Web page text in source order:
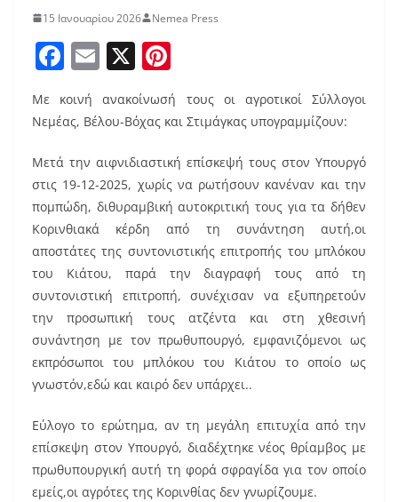
15 Ιανουαρίου 2026 Nemea Press
F
c
e
b
o
o
k
E
ai
X
nt
er
st
Με κοινή ανακοίνωσή τους οι αγροτικοί Σύλλογοι
Νεμέας, Βέλου-Βόχας και Στιμάγκας υπογραμμίζουν:
Μετά την αιφνιδιαστική επίσκεψή τους στον Υπουργό
στις 19-12-2025, χωρίς να ρωτήσουν κανέναν και την
πομπώδη, διθυραμβική αυτοκριτική τους για τα δήθεν
Κορινθιακά κέρδη από τη συνάντηση αυτή,οι
αποστάτες της συντονιστικής επιτροπής του μπλόκου
του Κιάτου, παρά την διαγραφή τους από τη
συντονιστική επιτροπή, συνέχισαν να εξυπηρετούν
την προσωπική τους ατζέντα και στη χθεσινή
συνάντηση με τον πρωθυπουργό, εμφανιζόμενοι ως
εκπρόσωποι του μπλόκου του Κιάτου το οποίο ως
γνωστόν,εδώ και καιρό δεν υπάρχει..
Εύλογο το ερώτημα, αν τη μεγάλη επιτυχία από την
επίσκεψη στον Υπουργό, διαδέχτηκε νέος θρίαμβος με
πρωθυπουργική αυτή τη φορά σφραγίδα για τον οποίο
εμείς,οι αγρότες της Κορινθίας δεν γνωρίζουμε.